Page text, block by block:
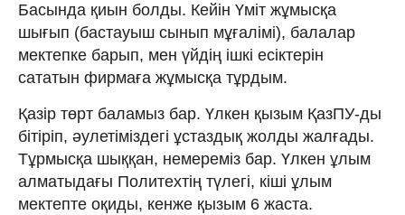
Басында қиын болды. Кейін Үміт жұмысқа
шығып (бастауыш сынып мұғалімі), балалар
мектепке барып, мен үйдің ішкі есіктерін
сататын фирмаға жұмысқа тұрдым.
Қазір төрт баламыз бар. Үлкен қызым ҚазПУ-ды
бітіріп, әулетіміздегі ұстаздық жолды жалғады.
Тұрмысқа шыққан, немереміз бар. Үлкен ұлым
алматыдағы Политехтің түлегі, кіші ұлым
мектепте оқиды, кенже қызым 6 жаста.